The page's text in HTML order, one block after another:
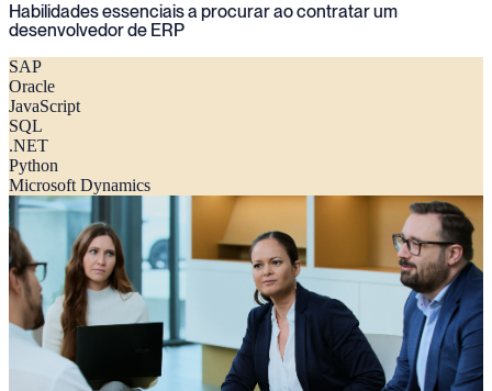
Habilidades essenciais a procurar ao contratar um
desenvolvedor de ERP
SAP
Oracle
JavaScript
SQL
.NET
Python
Microsoft Dynamics